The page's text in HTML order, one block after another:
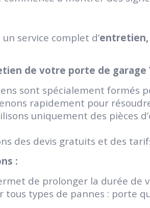
service complet d’entretien,
de votre porte de garage
sont spécialement formés
rapidement pour
uniquement des pièces
des devis gratuits et des
:
de prolonger la durée de
types de pannes : porte